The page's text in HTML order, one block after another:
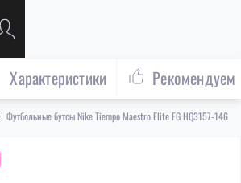
Футбольные бутсы Nike Tiempo Maestro Elite FG HQ3157-146
Характеристики Рекомендуем